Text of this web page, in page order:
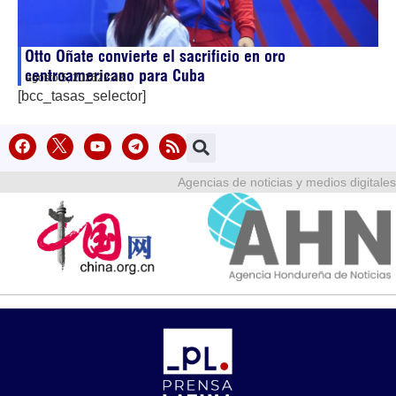
Otto Oñate convierte el sacrificio en oro
centroamericano para Cuba
agosto 5, 202622:43
[bcc_tasas_selector]
Agencias de noticias y medios digitales